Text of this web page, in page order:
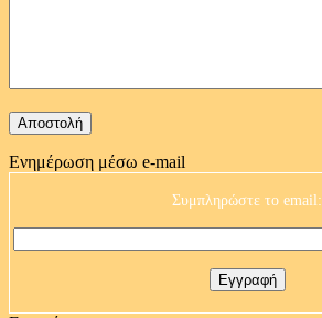
Ενημέρωση μέσω e-mail
Συμπληρώστε το email: